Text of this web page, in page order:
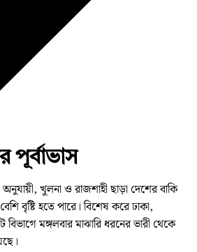
পূর্বাভাস
খুলনা ও রাজশাহী ছাড়া দেশের বাকি
বৃষ্টি হতে পারে। বিশেষ করে ঢাকা,
মঙ্গলবার মাঝারি ধরনের ভারী থেকে